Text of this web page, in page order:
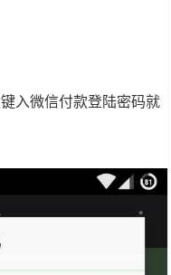
入微信付款登陆密码就